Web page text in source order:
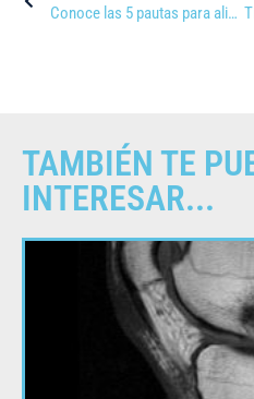
Conoce las 5 pautas para aliviar la sacroilitis
TAMBIÉN TE
INTERESAR...